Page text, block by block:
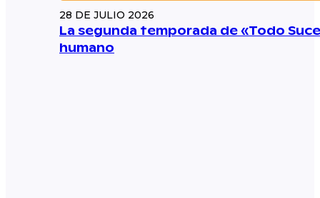
28 DE JULIO 2026
La segunda temporada de «Todo
humano